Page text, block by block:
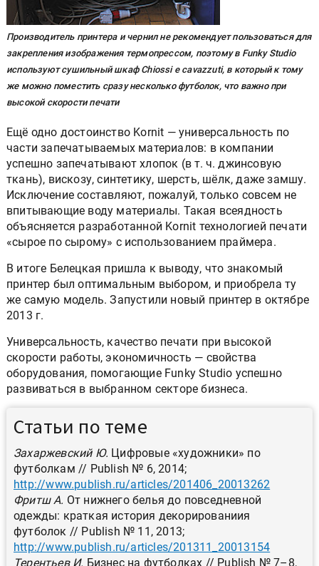
Производитель принтера и чернил не рекомендует пользоваться для
закрепления изображения термопрессом, поэтому в Funky Studio
используют сушильный шкаф Chiossi e cavazzuti, в который к тому
же можно поместить сразу несколько футболок, что важно при
высокой скорости печати
Ещё одно достоинство Kornit — универсальность по
части запечатываемых материалов: в компании
успешно запечатывают хлопок (в т. ч. джинсовую
ткань), вискозу, синтетику, шерсть, шёлк, даже замшу.
Исключение составляют, пожалуй, только совсем не
впитывающие воду материалы. Такая всеядность
объясняется разработанной Kornit технологией печати
«сырое по сырому» с использованием праймера.
В итоге Белецкая пришла к выводу, что знакомый
принтер был оптимальным выбором, и приобрела ту
же самую модель. Запустили новый принтер в октябре
2013 г.
Универсальность, качество печати при высокой
скорости работы, экономичность — свойства
оборудования, помогающие Funky Studio успешно
развиваться в выбранном секторе бизнеса.
Статьи по теме
Захаржевский Ю. Цифровые «художники» по
футболкам // Publish № 6, 2014;
http://www.publish.ru/articles/201406_20013262
Фритш А. От нижнего белья до повседневной
одежды: краткая история декорированиия
футболок // Publish № 11, 2013;
http://www.publish.ru/articles/201311_20013154
Терентьев И. Бизнес на футболках // Publish № 7–8,